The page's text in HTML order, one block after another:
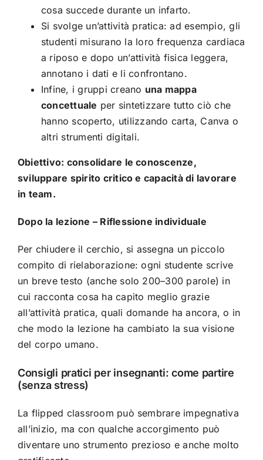
cosa succede durante un infarto.
Si svolge un’attività pratica: ad esempio, gli
studenti misurano la loro frequenza cardiaca
a riposo e dopo un’attività fisica leggera,
annotano i dati e li confrontano.
Infine, i gruppi creano una mappa
concettuale per sintetizzare tutto ciò che
hanno scoperto, utilizzando carta, Canva o
altri strumenti digitali.
Obiettivo: consolidare le conoscenze,
sviluppare spirito critico e capacità di lavorare
in team.
Dopo la lezione – Riflessione individuale
Per chiudere il cerchio, si assegna un piccolo
compito di rielaborazione: ogni studente scrive
un breve testo (anche solo 200–300 parole) in
cui racconta cosa ha capito meglio grazie
all’attività pratica, quali domande ha ancora, o in
che modo la lezione ha cambiato la sua visione
del corpo umano.
Consigli pratici per insegnanti: come partire
(senza stress)
La flipped classroom può sembrare impegnativa
all’inizio, ma con qualche accorgimento può
diventare uno strumento prezioso e anche molto